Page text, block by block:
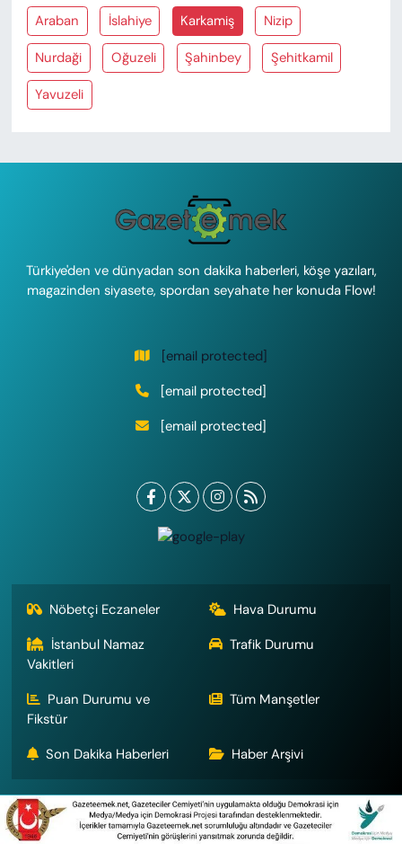
Araban İslahiye Karkamiş Nizip
Nurdaği Oğuzeli Şahinbey Şehitkamil
Yavuzeli
Türkiye'den ve dünyadan son dakika haberleri, köşe yazıları,
magazinden siyasete, spordan seyahate her konuda Flow!
[email protected]
[email protected]
[email protected]
Nöbetçi Eczaneler
Hava Durumu
İstanbul Namaz
Vakitleri
Trafik Durumu
Puan Durumu ve
Fikstür
Tüm Manşetler
Son Dakika Haberleri Haber Arşivi
VAN VE DİYARBAKIR HABERLERİ